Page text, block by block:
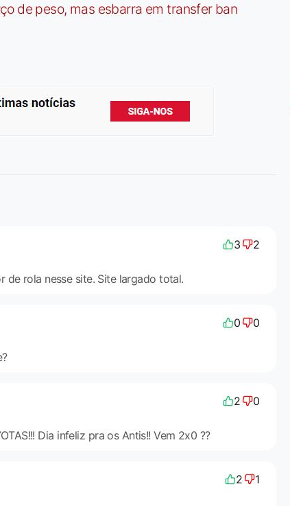
de peso, mas esbarra em transfer ban
3 2
de rola nesse site. Site largado total.
0 0
2 0
Dia infeliz pra os Antis!! Vem 2x0 ??
2 1